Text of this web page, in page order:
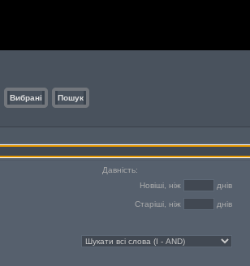
Вибрані Пошук
Давність:
Новіші, ніж днів
Старіші, ніж днів